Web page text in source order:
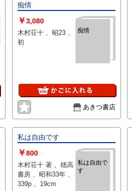
痴情
痴情
￥3,080
木村荘十 、昭23 、
初
あきつ書店
私は自由です
私は自由で
す
￥800
木村荘十 著 、穂高
書房 、昭和33年 、
339p 、19cm